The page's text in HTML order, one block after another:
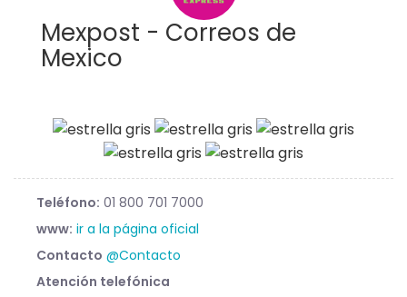
Mexpost - Correos de
Mexico
Teléfono: 01 800 701 7000
www: ir a la página oficial
Contacto @Contacto
Atención telefónica